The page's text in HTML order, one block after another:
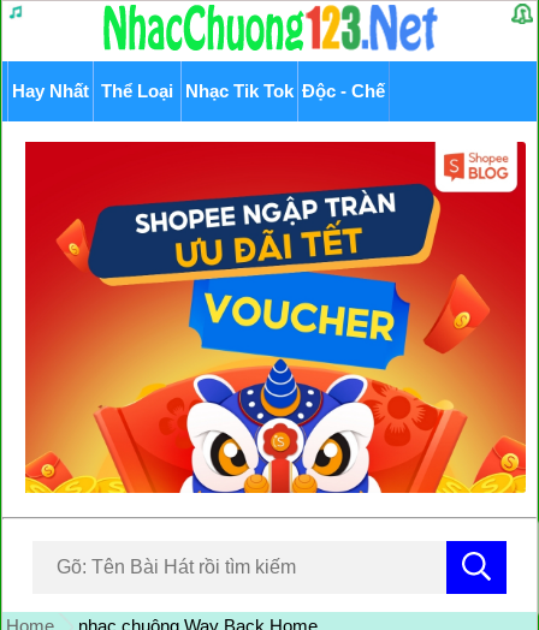
Hay Nhất Thể Loại Nhạc Tik Tok Độc - Chế
Home nhạc chuông Way Back Home